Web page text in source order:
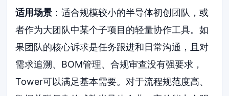
适用场景 ：适合规模较小的半导体初创团队，或
者作为大团队中某个子项目的轻量协作工具。如
果团队的核心诉求是任务跟进和日常沟通，且对
需求追溯、BOM管理、合规审查没有强要求，
Tower可以满足基本需要。对于流程规范度高、